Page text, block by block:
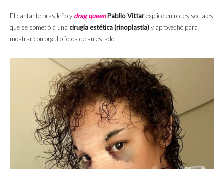
El cantante brasileño y drag queen Pabllo Vittarexplicó en redes sociales
que se sometió a una cirugía estética (rinoplastia)y aprovechó para
mostrar con orgullo fotos de su estado.